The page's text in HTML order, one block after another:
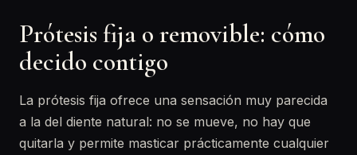
Prótesis fija o removible: cómo
decido contigo
La prótesis fija ofrece una sensación muy parecida
a la del diente natural: no se mueve, no hay que
quitarla y permite masticar prácticamente cualquier